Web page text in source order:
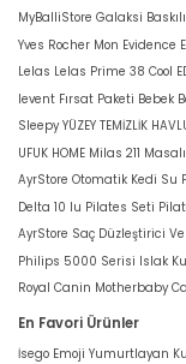
MyBalliStore Galaksi Baskılı
Yves Rocher Mon Evidence
Lelas Lelas Prime 38 Cool
levent Fırsat Paketi Bebek
Sleepy YÜZEY TEMİZLİK
UFUK HOME Milas 211
AyrStore Otomatik Kedi Su
Delta 10 lu Pilates Seti
AyrStore Saç Düzleştirici
Philips 5000 Serisi Islak
Royal Canin Motherbaby
En Favori Ürünler
İsego Emoji Yumurtlayan